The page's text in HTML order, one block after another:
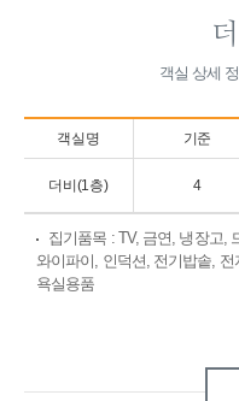
객실 상세
객실명 기준
더비(1층) 4
집기품목 : TV, 금연, 냉장고,
와이파이, 인덕션, 전기밥솥,
욕실용품